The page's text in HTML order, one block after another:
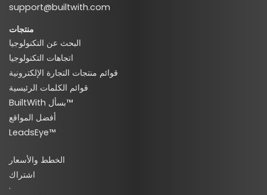
support@builtwith.com
منتجات
البحث عن التكنولوجيا
اتجاهات التكنولوجيا
قوائم منتجات التجارة الإلكترونية
قوائم الكلمات الرئيسية
BuiltWith بسأل™
أفضل المواقع
LeadsEye™
الخطط والأسعار
اشتراك
·